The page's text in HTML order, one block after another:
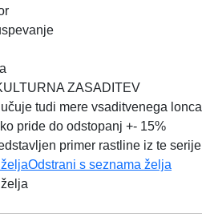
ZASADITEV
tudi mere vsaditvenega lonca
pride do odstopanj +- 15%
primer rastline iz te serije
Odstrani s seznama želja